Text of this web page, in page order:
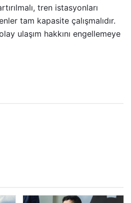
tren istasyonları
tam kapasite çalışmalıdır.
ulaşım hakkını engellemeye